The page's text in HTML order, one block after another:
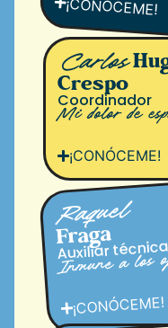
¡CONÓCEME!
Carlos
Crespo
Coordinador
Mi dolor de
¡CONÓCEME!
Raquel
Fraga
Auxiliar
Inmune a los
¡CONÓCEME!